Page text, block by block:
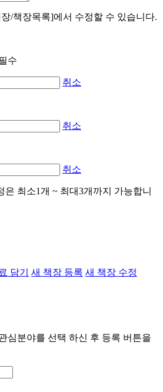
/책장목록]에서 수정할 수 있습니다.
취소
취소
취소
은 최소1개 ~ 최대3개까지 가능합니
담기 새 책장 등록 새 책장 수정
심분야를 선택 하신 후 등록 버튼을